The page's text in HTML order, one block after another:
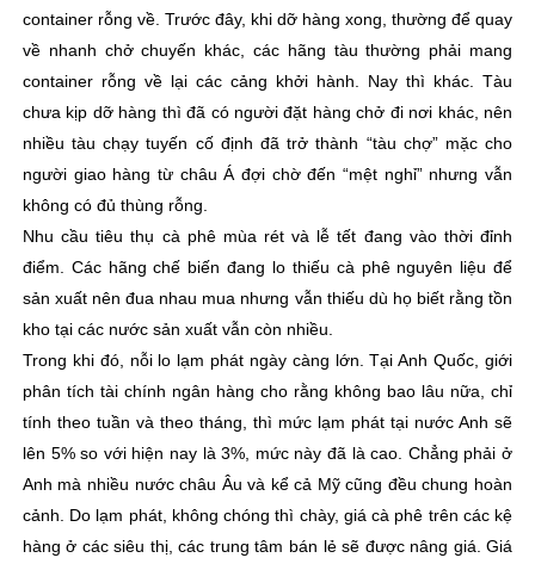
container rỗng về. Trước đây, khi dỡ hàng xong, thường để quay
về nhanh chở chuyến khác, các hãng tàu thường phải mang
container rỗng về lại các cảng khởi hành. Nay thì khác. Tàu
chưa kịp dỡ hàng thì đã có người đặt hàng chở đi nơi khác, nên
nhiều tàu chạy tuyến cố định đã trở thành “tàu chợ” mặc cho
người giao hàng từ châu Á đợi chờ đến “mệt nghỉ” nhưng vẫn
không có đủ thùng rỗng.
Nhu cầu tiêu thụ cà phê mùa rét và lễ tết đang vào thời đỉnh
điểm. Các hãng chế biến đang lo thiếu cà phê nguyên liệu để
sản xuất nên đua nhau mua nhưng vẫn thiếu dù họ biết rằng tồn
kho tại các nước sản xuất vẫn còn nhiều.
Trong khi đó, nỗi lo lạm phát ngày càng lớn. Tại Anh Quốc, giới
phân tích tài chính ngân hàng cho rằng không bao lâu nữa, chỉ
tính theo tuần và theo tháng, thì mức lạm phát tại nước Anh sẽ
lên 5% so với hiện nay là 3%, mức này đã là cao. Chẳng phải ở
Anh mà nhiều nước châu Âu và kể cả Mỹ cũng đều chung hoàn
cảnh. Do lạm phát, không chóng thì chày, giá cà phê trên các kệ
hàng ở các siêu thị, các trung tâm bán lẻ sẽ được nâng giá. Giá